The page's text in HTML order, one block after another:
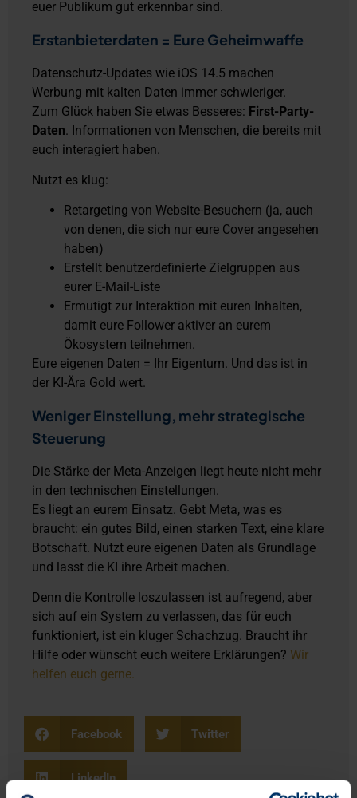
euer Publikum gut erkennbar sind.
Erstanbieterdaten = Eure Geheimwaffe
Datenschutz-Updates wie iOS 14.5 machen
Werbung mit kalten Daten immer schwieriger.
Zum Glück haben Sie etwas Besseres: First-Party-
Daten. Informationen von Menschen, die bereits mit
euch interagiert haben.
Nutzt es klug:
Retargeting von Website-Besuchern (ja, auch
von denen, die sich nur eure Cover angesehen
haben)
Erstellt benutzerdefinierte Zielgruppen aus
eurer E-Mail-Liste
Ermutigt zur Interaktion mit euren Inhalten,
damit eure Follower aktiver an eurem
Ökosystem teilnehmen.
Eure eigenen Daten = Ihr Eigentum. Und das ist in
der KI-Ära Gold wert.
Weniger Einstellung, mehr strategische
Steuerung
Die Stärke der Meta-Anzeigen liegt heute nicht mehr
in den technischen Einstellungen.
Es liegt an eurem Einsatz. Gebt Meta, was es
braucht: ein gutes Bild, einen starken Text, eine klare
Botschaft. Nutzt eure eigenen Daten als Grundlage
und lasst die KI ihre Arbeit machen.
Denn die Kontrolle loszulassen ist aufregend, aber
sich auf ein System zu verlassen, das für euch
funktioniert, ist ein kluger Schachzug. Braucht ihr
Hilfe oder wünscht euch weitere Erklärungen? Wir
helfen euch gerne.
Facebook Twitter
LinkedIn